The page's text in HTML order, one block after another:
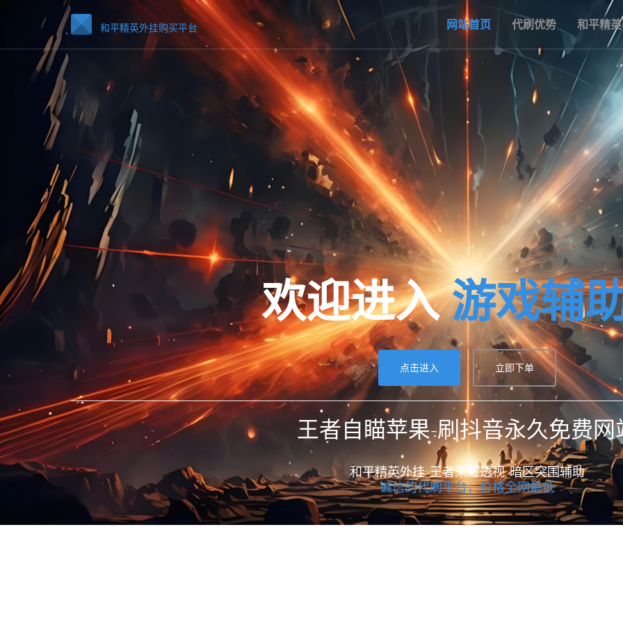
和平精英外挂购买平台 网站首页 代刷优势 和平精
欢迎进入游戏辅
点击进入 立即下单
王者自瞄苹果-刷抖音永久免费网
和平精英外挂_王者荣耀透视_暗区突围辅助
诚信的代刷平台，价格全网最低